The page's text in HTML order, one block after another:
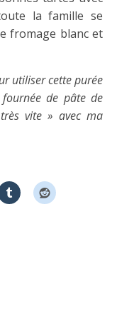
la famille se
fromage blanc et
utiliser cette purée
de pâte de
vite » avec ma